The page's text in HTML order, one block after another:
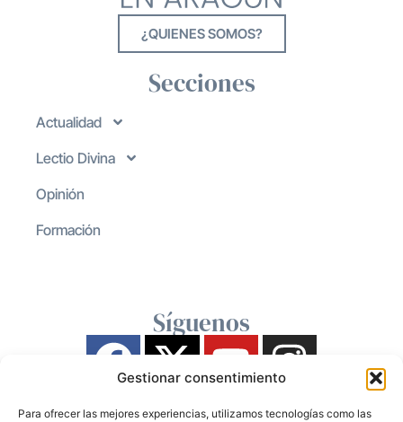
Gestionar consentimiento
Para ofrecer las mejores experiencias, utilizamos tecnologías como las
¿QUIENES SOMOS?
Secciones
Actualidad
Lectio Divina
Opinión
Formación
Síguenos